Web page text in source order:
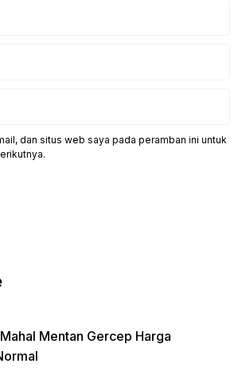
dan situs web saya pada peramban ini untuk
Mentan Gercep Harga